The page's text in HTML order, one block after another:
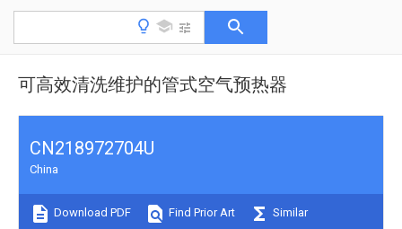
可高效清洗维护的管式空气预热器
CN218972704U
China
Download PDF Find Prior Art Similar